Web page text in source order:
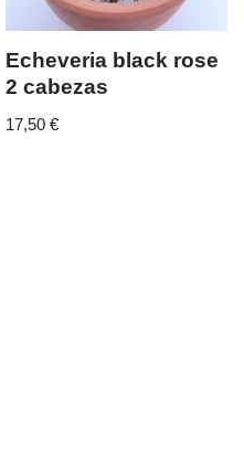
Echeveria black rose
2 cabezas
17,50€